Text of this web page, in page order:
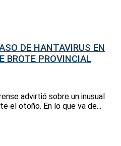
DE HANTAVIRUS EN
BROTE PROVINCIAL
advirtió sobre un inusual
el otoño. En lo que va de...